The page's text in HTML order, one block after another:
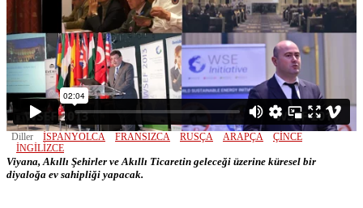
Diller İSPANYOLCA FRANSIZCA RUSÇA ARAPÇA
ÇINCE
İNGILIZCE
Viyana, Akıllı Şehirler ve Akıllı Ticaretin geleceği üzerine küresel bir
diyaloğa ev sahipliği yapacak.